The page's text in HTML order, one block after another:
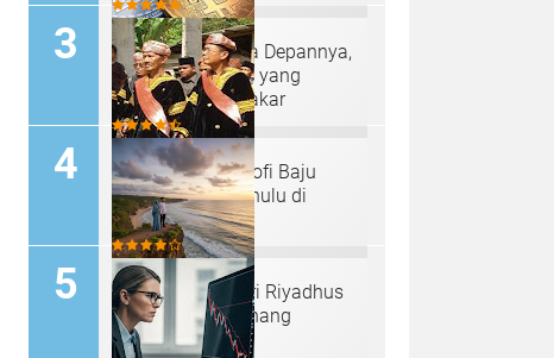
Bitcoin dan Masa Depannya,
Inilah Tantangan yang
Diungkap oleh Pakar
Makna dan Filosofi Baju
Kebesaran Panghulu di
Minangkabau
Belajar Sabar dari Riyadhus
Shalihin: Seni Tenang
Menjalani Hidup